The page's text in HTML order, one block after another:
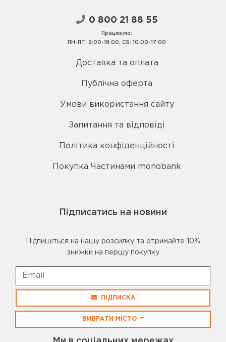
0 800 21 88 55
Працюємо:
ПН-ПТ: 9:00-18:00, СБ: 10:00-17:00
Доставка та оплата
Публічна оферта
Умови використання сайту
Запитання та відповіді
Політика конфіденційності
Покупка Частинами monobank
Підписатись на новини
Підпишіться на нашу розсилку та отримайте 10%
знижки на першу покупку
ПІДПИСКА
ВИБРАТИ МІСТО